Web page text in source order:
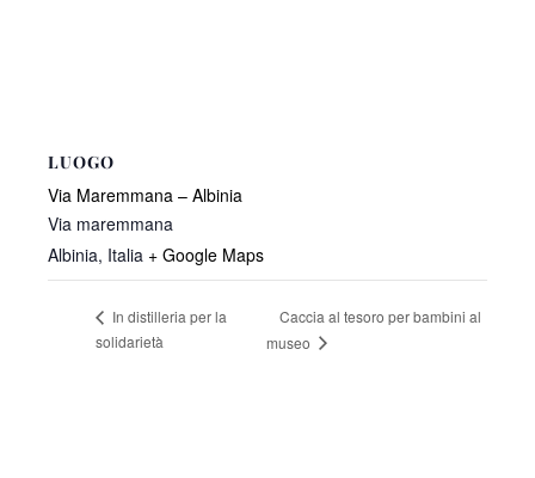
LUOGO
Via Maremmana – Albinia
Via maremmana
Albinia, Italia + Google Maps
In distilleria per la
solidarietà
Caccia al tesoro per bambini al
museo